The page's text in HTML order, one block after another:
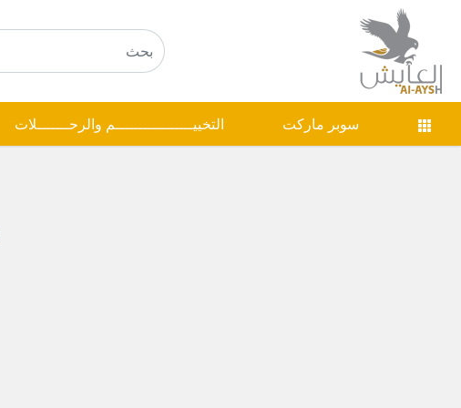
سوبر ماركت التخييـــــــــــــــــم والرحـــــــلات